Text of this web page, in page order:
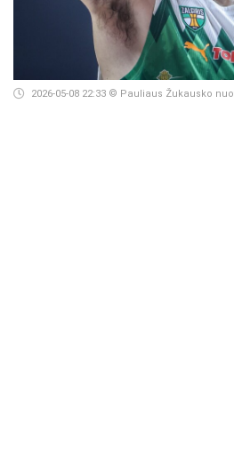
2026-05-08 22:33 © Pauliaus Žukausko